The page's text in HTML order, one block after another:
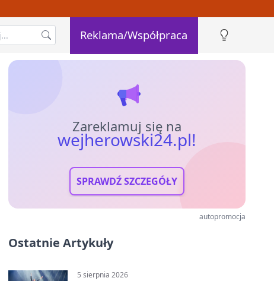
Reklama/Współpraca
Zareklamuj się na
wejherowski24.pl!
SPRAWDŹ SZCZEGÓŁY
autopromocja
Ostatnie Artykuły
5 sierpnia 2026